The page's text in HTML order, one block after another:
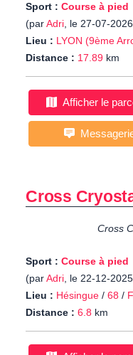
Sport : Course à pied
(parAdri, le 27-07-
Lieu : LYON (9ème
Distance : 17.89 km
Afficher le
Cross
Cross
Sport : Course à pied
(parAdri, le 22-12-
Lieu : Hésingue / 68 /
Distance : 6.8 km